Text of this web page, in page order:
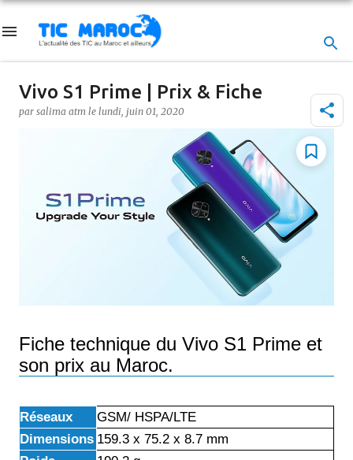
Accéder au contenu principal
Vivo S1 Prime | Prix & Fiche
par salima atm le lundi, juin 01, 2020
Fiche technique du Vivo S1 Prime et
son prix au Maroc.
Réseaux
GSM/ HSPA/LTE
Dimensions 159.3 x 75.2 x 8.7 mm